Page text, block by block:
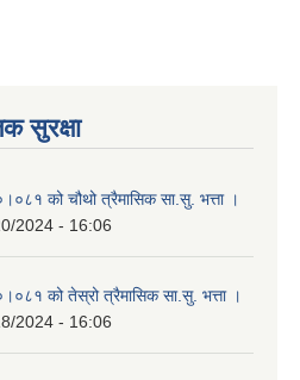
सुरक्षा
को चौथो त्रैमासिक सा.सु. भत्ता ।
2024 - 16:06
को तेस्रो त्रैमासिक सा.सु. भत्ता ।
2024 - 16:06